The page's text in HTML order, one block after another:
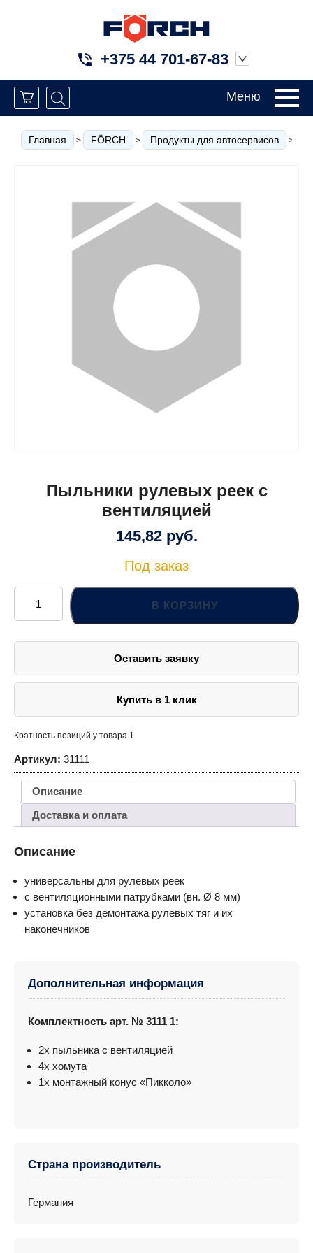
+375 44 701-67-83
Меню
Главная > FÖRCH > Продукты для автосервисов >
Пыльники рулевых реек с
вентиляцией
145,82 руб.
Под заказ
Количество
товара
Пыльники
рулевых
с
В КОРЗИНУ
Оставить заявку
Купить в 1 клик
Кратность позиций у товара 1
Артикул: 31111
Описание
Доставка и оплата
Описание
универсальны для рулевых реек
с вентиляционными патрубками (вн. Ø 8 мм)
установка без демонтажа рулевых тяг и их
наконечников
Дополнительная информация
Комплектность арт. № 3111 1:
2x пыльника с вентиляцией
4x хомута
1x монтажный конус «Пикколо»
Страна производитель
Германия